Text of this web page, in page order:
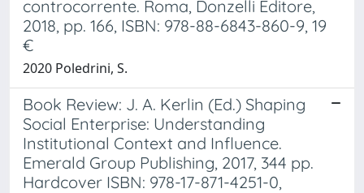
controcorrente. Roma, Donzelli Editore,
2018, pp. 166, ISBN: 978-88-6843-860-9, 19
€
2020 Poledrini, S.
Book Review: J. A. Kerlin (Ed.) Shaping
Social Enterprise: Understanding
Institutional Context and Influence.
Emerald Group Publishing, 2017, 344 pp.
Hardcover ISBN: 978-17-871-4251-0,